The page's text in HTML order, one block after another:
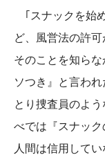
｢スナックを始
ど、風営法の許
そのことを知ら
ソつき』と言わ
とり捜査員のよ
べでは『スナッ
人間は信用して